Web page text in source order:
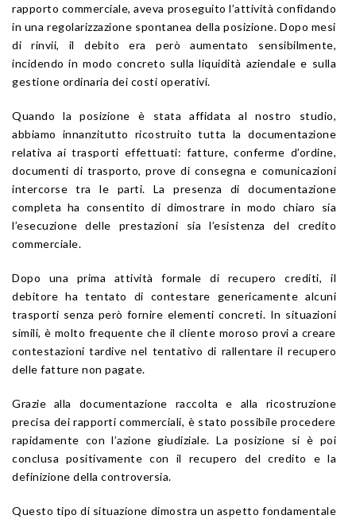
rapporto commerciale, aveva proseguito l’attività confidando
in una regolarizzazione spontanea della posizione. Dopo mesi
di rinvii, il debito era però aumentato sensibilmente,
incidendo in modo concreto sulla liquidità aziendale e sulla
gestione ordinaria dei costi operativi.
Quando la posizione è stata affidata al nostro studio,
abbiamo innanzitutto ricostruito tutta la documentazione
relativa ai trasporti effettuati: fatture, conferme d’ordine,
documenti di trasporto, prove di consegna e comunicazioni
intercorse tra le parti. La presenza di documentazione
completa ha consentito di dimostrare in modo chiaro sia
l’esecuzione delle prestazioni sia l’esistenza del credito
commerciale.
Dopo una prima attività formale di recupero crediti, il
debitore ha tentato di contestare genericamente alcuni
trasporti senza però fornire elementi concreti. In situazioni
simili, è molto frequente che il cliente moroso provi a creare
contestazioni tardive nel tentativo di rallentare il recupero
delle fatture non pagate.
Grazie alla documentazione raccolta e alla ricostruzione
precisa dei rapporti commerciali, è stato possibile procedere
rapidamente con l’azione giudiziale. La posizione si è poi
conclusa positivamente con il recupero del credito e la
definizione della controversia.
Questo tipo di situazione dimostra un aspetto fondamentale